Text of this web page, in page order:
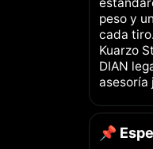
peso y
cada
Kuarzo
DIAN
asesoría
📌